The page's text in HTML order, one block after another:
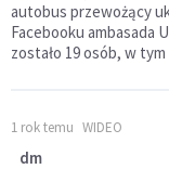
autobus przewożący
Facebooku ambasada
zostało 19 osób, w
1 rok temu WIDEO
dm